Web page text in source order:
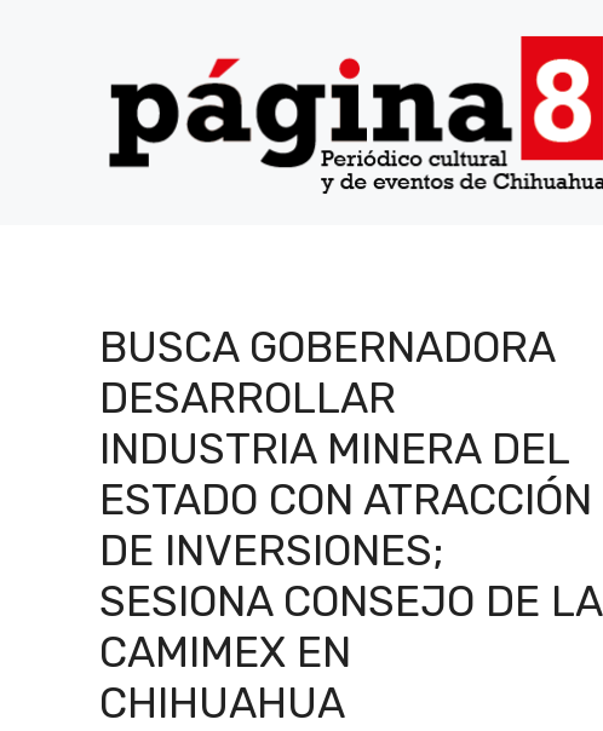
BUSCA GOBERNADORA
DESARROLLAR
INDUSTRIA MINERA DEL
ESTADO CON ATRACCIÓN
DE INVERSIONES;
SESIONA CONSEJO DE LA
CAMIMEX EN
CHIHUAHUA